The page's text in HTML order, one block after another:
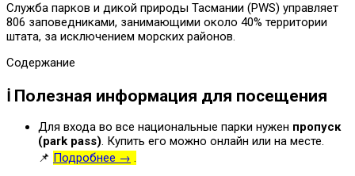
Служба парков и дикой природы Тасмании (PWS) управляет
806 заповедниками, занимающими около 40% территории
штата, за исключением морских районов.
Содержание
ℹ️ Полезная информация для посещения
Для входа во все национальные парки нужен пропуск
(park pass). Купить его можно онлайн или на месте.
📌 Подробнее → .